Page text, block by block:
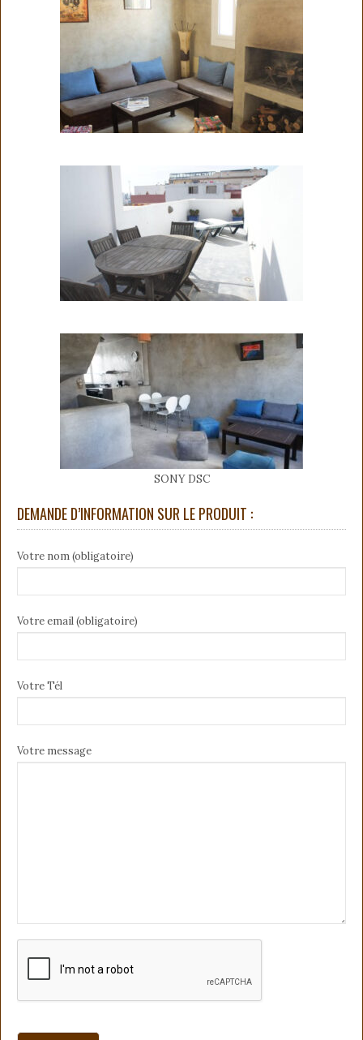
SONY DSC
DEMANDE D’INFORMATION SUR LE PRODUIT :
Votre nom (obligatoire)
Votre email (obligatoire)
Votre Tél
Votre message